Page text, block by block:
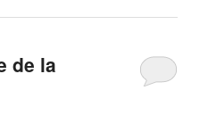
de la